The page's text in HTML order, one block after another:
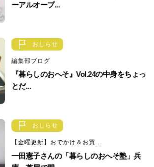
ーアルオープ...
おしらせ
編集部ブログ
『暮らしのおへそ』Vol.24の中身をちょっ
とだ...
おしらせ
【金曜更新】おでかけ＆お買...
一田憲子さんの「暮らしのおへそ塾」兵